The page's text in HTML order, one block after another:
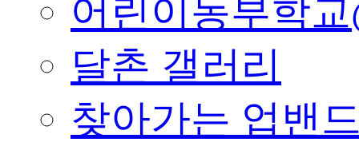
어린이농부학
달촌 갤러리
찾아가는 업밴